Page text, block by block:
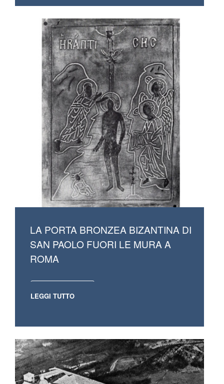
LA PORTA BRONZEA BIZANTINA DI
SAN PAOLO FUORI LE MURA A
ROMA
LEGGI TUTTO